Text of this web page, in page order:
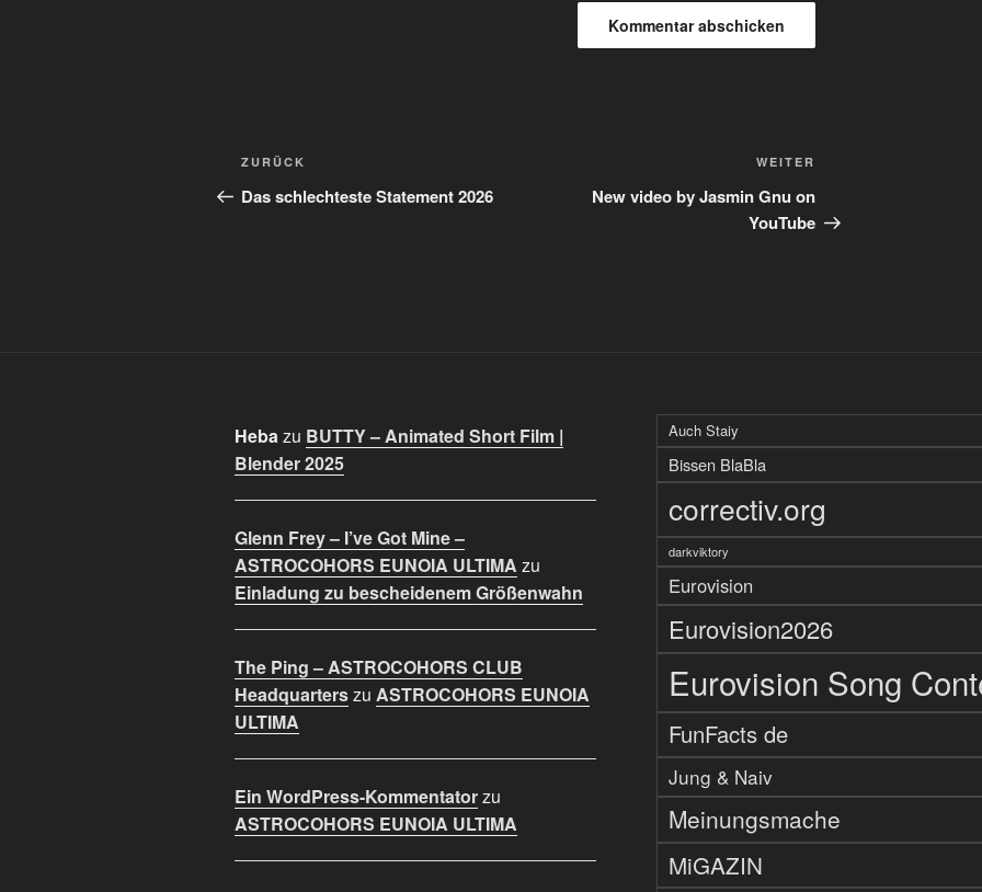
Beitragsnavigation
Vorheriger
Beitrag
ZURÜCK
Das schlechteste Statement 2026
Beitrag
WEITER
New video by Jasmin Gnu on
YouTube
Hebazu BUTTY – Animated Short Film |
Blender 2025
Glenn Frey – I’ve Got Mine –
ASTROCOHORS EUNOIA ULTIMA zu
Einladung zu bescheidenem Größenwahn
The Ping – ASTROCOHORS CLUB
Headquarterszu ASTROCOHORS EUNOIA
ULTIMA
Ein WordPress-Kommentatorzu
ASTROCOHORS EUNOIA ULTIMA
Auch Staiy
Bissen BlaBla
correctiv.org
darkviktory
Eurovision
Eurovision2026
Eurovision Song
FunFacts de
Jung & Naiv
Meinungsmache
MiGAZIN